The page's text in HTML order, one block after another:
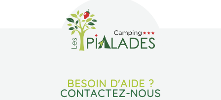
BESOIN D'AIDE ?
CONTACTEZ-NOUS